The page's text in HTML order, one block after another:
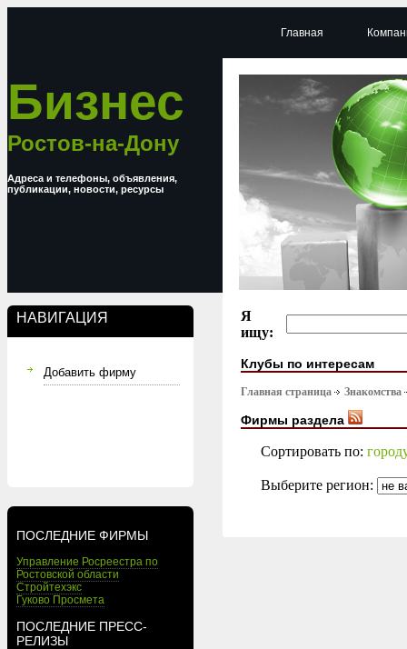
Бизнес
Ростов-на-Дону
Адреса и телефоны, объявления,
публикации, новости, ресурсы
НАВИГАЦИЯ
Добавить фирму
ПОСЛЕДНИЕ ФИРМЫ
Управление Росреестра по
Ростовской области
Стройтехэкс
Гуково Просмета
ПОСЛЕДНИЕ ПРЕСС-
РЕЛИЗЫ
Главная
Я
ищу:
Клубы по интересам
Главная страница Знакомства
Фирмы раздела
Сортировать по:
Выберите регион: